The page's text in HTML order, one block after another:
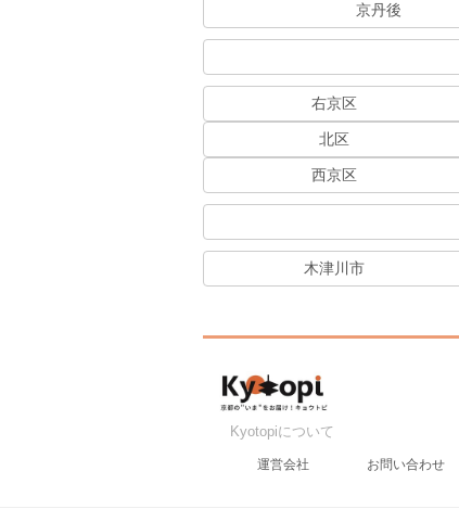
京丹後
右京区
北区
西京区
木津川市
Kyotopiについて
運営会社 お問い合わせ